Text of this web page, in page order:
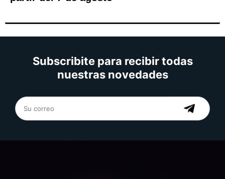
Subscribite para recibir todas
nuestras novedades